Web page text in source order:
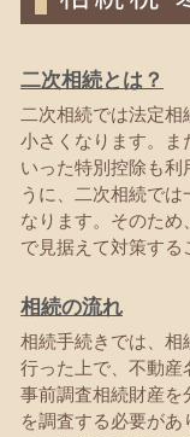
二次相続とは？
二次相続では法定相
小さくなります。ま
いった特別控除も利
うに、二次相続では
なります。そのため、
で見据えて対策する
相続の流れ
相続手続きでは、相
行った上で、不動産
事前調査相続財産を
を調査する必要が